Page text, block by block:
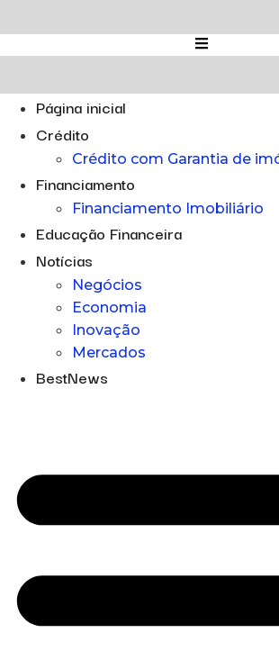
para
o
Página inicial
Crédito
Crédito com Garantia de
Financiamento
Financiamento Imobiliário
Educação Financeira
Notícias
Negócios
Economia
Inovação
Mercados
BestNews